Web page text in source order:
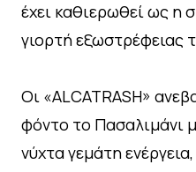
έχει καθιερωθεί ως η
γιορτή εξωστρέφειας
Oι «ALCATRΑSH»
φόντο το Πασαλιμάνι
νύχτα γεμάτη